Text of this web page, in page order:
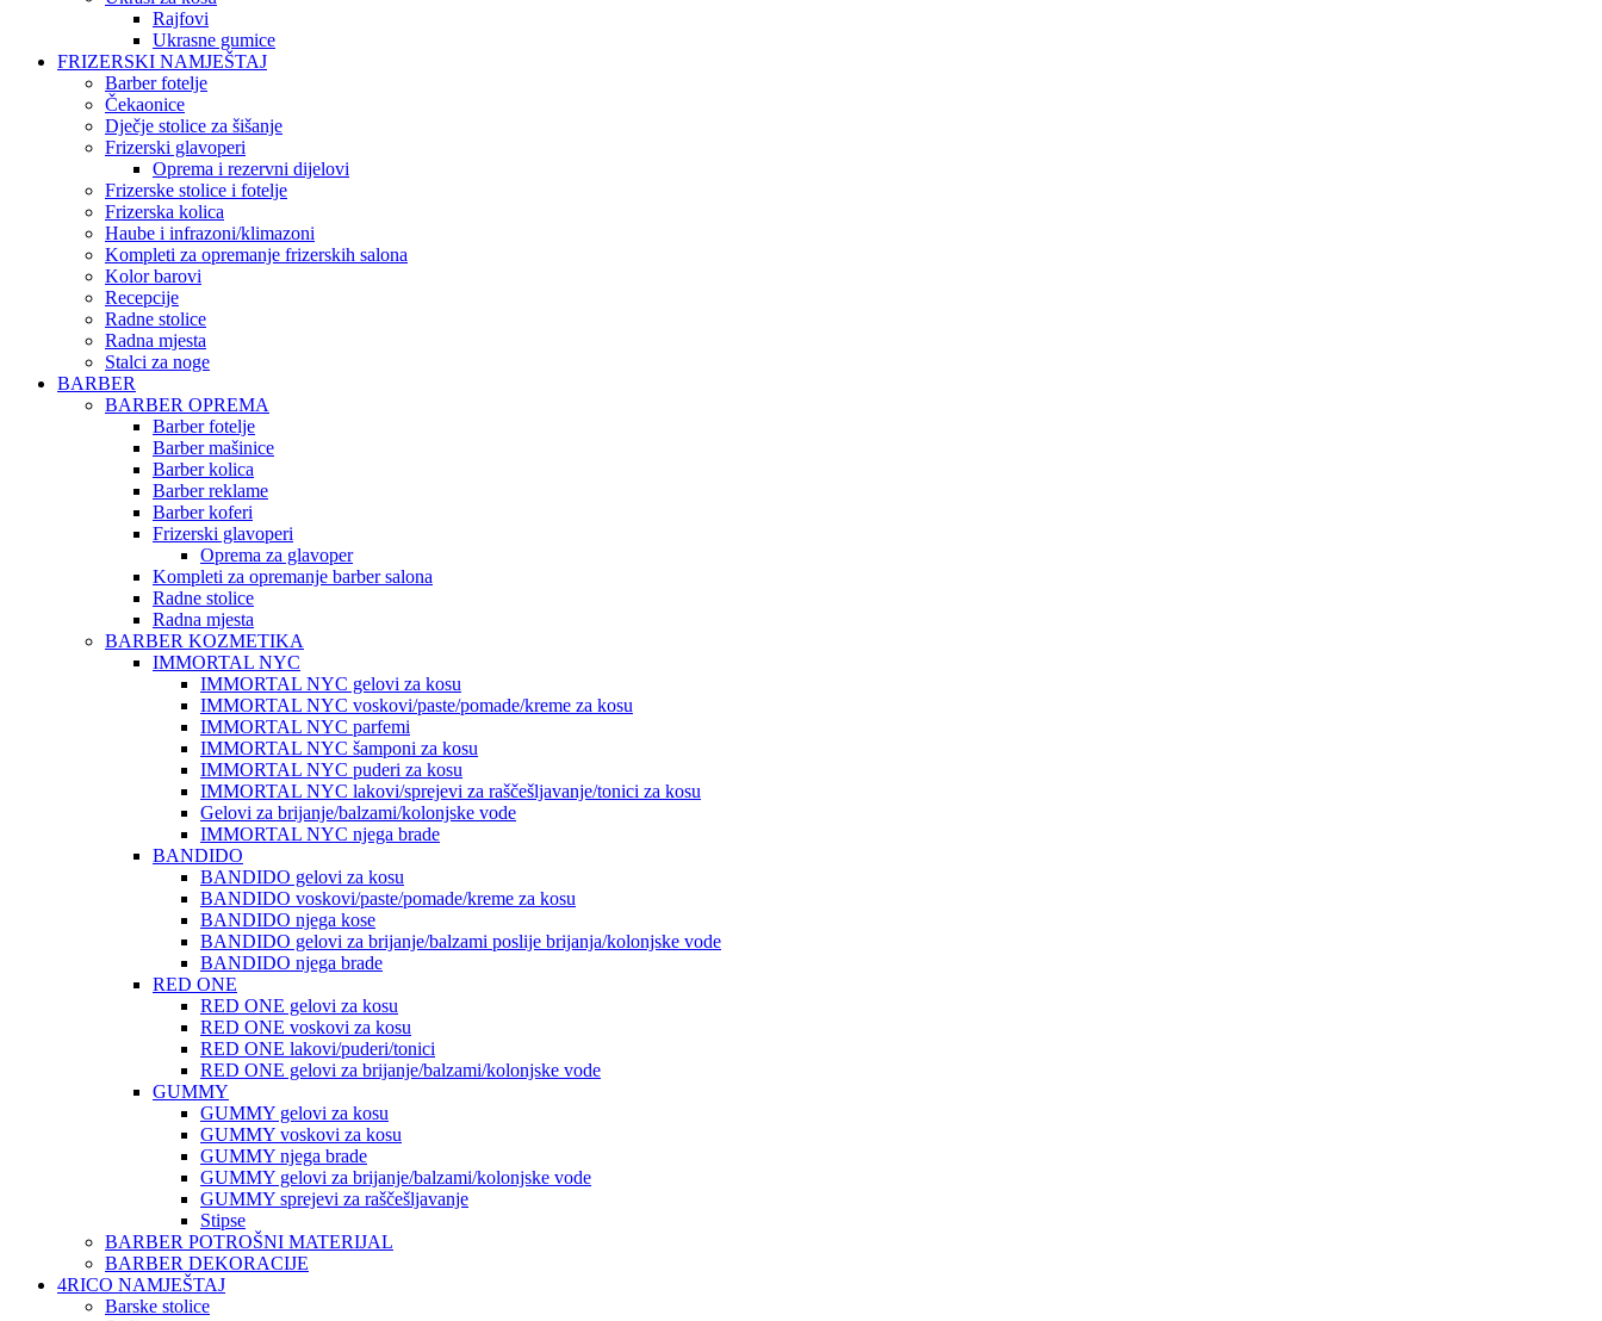
Rajfovi
Ukrasne gumice
FRIZERSKI NAMJEŠTAJ
Barber fotelje
Čekaonice
Dječje stolice za šišanje
Frizerski glavoperi
Oprema i rezervni dijelovi
Frizerske stolice i fotelje
Frizerska kolica
Haube i infrazoni/klimazoni
Kompleti za opremanje frizerskih salona
Kolor barovi
Recepcije
Radne stolice
Radna mjesta
Stalci za noge
BARBER
BARBER OPREMA
Barber fotelje
Barber mašinice
Barber kolica
Barber reklame
Barber koferi
Frizerski glavoperi
Oprema za glavoper
Kompleti za opremanje barber salona
Radne stolice
Radna mjesta
BARBER KOZMETIKA
IMMORTAL NYC
IMMORTAL NYC gelovi za kosu
IMMORTAL NYC voskovi/paste/pomade/kreme za kosu
IMMORTAL NYC parfemi
IMMORTAL NYC šamponi za kosu
IMMORTAL NYC puderi za kosu
IMMORTAL NYC lakovi/sprejevi za raščešljavanje/tonici za kosu
Gelovi za brijanje/balzami/kolonjske vode
IMMORTAL NYC njega brade
BANDIDO
BANDIDO gelovi za kosu
BANDIDO voskovi/paste/pomade/kreme za kosu
BANDIDO njega kose
BANDIDO gelovi za brijanje/balzami poslije brijanja/kolonjske vode
BANDIDO njega brade
RED ONE
RED ONE gelovi za kosu
RED ONE voskovi za kosu
RED ONE lakovi/puderi/tonici
RED ONE gelovi za brijanje/balzami/kolonjske vode
GUMMY
GUMMY gelovi za kosu
GUMMY voskovi za kosu
GUMMY njega brade
GUMMY gelovi za brijanje/balzami/kolonjske vode
GUMMY sprejevi za raščešljavanje
Stipse
BARBER POTROŠNI MATERIJAL
BARBER DEKORACIJE
4RICO NAMJEŠTAJ
Barske stolice